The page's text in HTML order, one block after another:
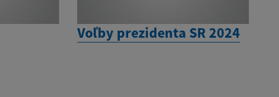
Voľby prezidenta SR 2024